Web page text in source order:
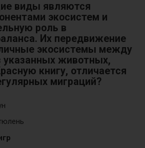
виды являются
экосистем и
роль в
Их передвижение
экосистемы между
указанных животных,
книгу, отличается
миграций?